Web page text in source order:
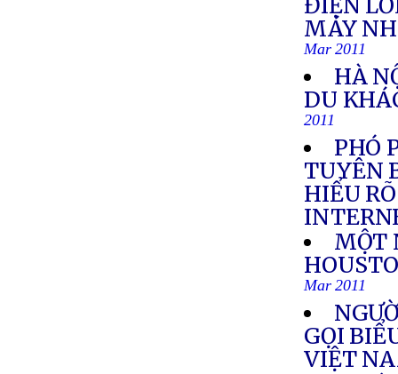
ĐIỆN
MÁY
Mar 2011
HÀ
DU
2011
PHÓ
TUYÊN
HIỂU
MỘT
Mar 2011
GỌI
VIỆT